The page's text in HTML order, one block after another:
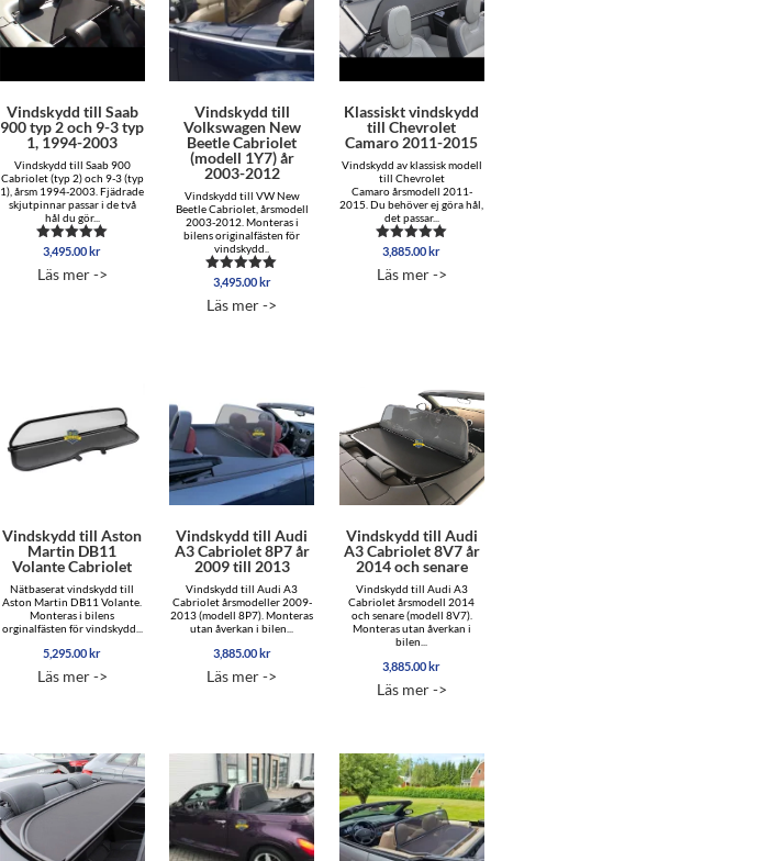
Vindskydd till Saab
900 typ 2 och 9-3 typ
1, 1994-2003
Vindskydd till Saab 900
Cabriolet (typ 2) och 9-3 (typ
1), årsm 1994-2003. Fjädrade
skjutpinnar passar i de två
hål du gör...
Betygsatt
av 5
3,495.00 kr
Läs mer ->
Vindskydd till
Volkswagen New
Beetle Cabriolet
(modell 1Y7) år
2003-2012
Vindskydd till VW New
Beetle Cabriolet, årsmodell
2003-2012. Monteras i
bilens originalfästen för
vindskydd..
Betygsatt
av 5
3,495.00 kr
Läs mer ->
Klassiskt vindskydd
till Chevrolet
Camaro 2011-2015
Vindskydd av klassisk modell
till Chevrolet
Camaro årsmodell 2011-
2015. Du behöver ej göra hål,
det passar...
Betygsatt
av 5
3,885.00 kr
Läs mer ->
Vindskydd till Aston
Martin DB11
Volante Cabriolet
Nätbaserat vindskydd till
Aston Martin DB11 Volante.
Monteras i bilens
orginalfästen för vindskydd...
5,295.00kr
Läs mer ->
Vindskydd till Audi
A3 Cabriolet 8P7 år
2009 till 2013
Vindskydd till Audi A3
Cabriolet årsmodeller 2009-
2013 (modell 8P7). Monteras
utan åverkan i bilen...
3,885.00kr
Läs mer ->
Vindskydd till Audi
A3 Cabriolet 8V7 år
2014 och senare
Vindskydd till Audi A3
Cabriolet årsmodell 2014
och senare (modell 8V7).
Monteras utan åverkan i
bilen...
3,885.00kr
Läs mer ->